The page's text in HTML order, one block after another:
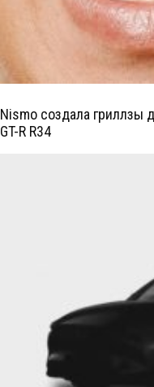
Nismo создала гриллзы
GT-R R34